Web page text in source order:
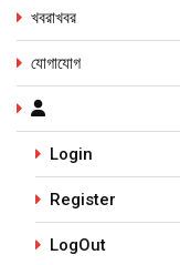
খবরাখবর
যোগাযোগ
Login
Register
LogOut